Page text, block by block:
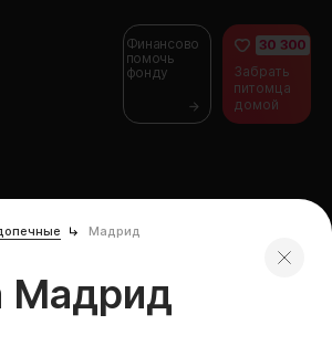
Финансово
помочь
фонду
30 300
Забрать
питомца
домой
Мадрид
Мадрид